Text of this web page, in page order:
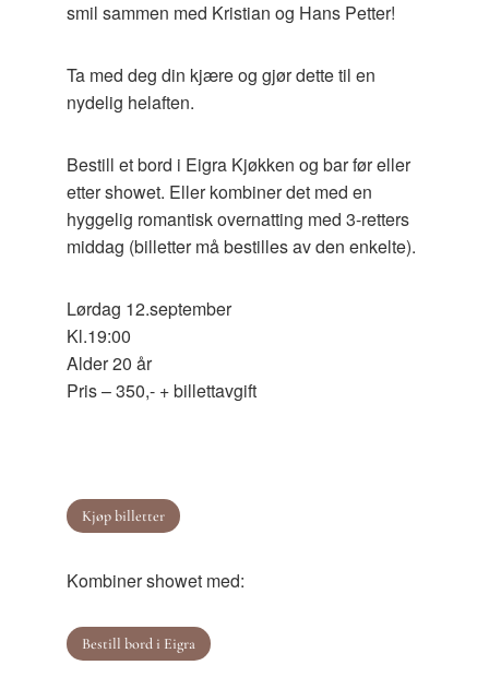
smil sammen med Kristian og Hans Petter!
Ta med deg din kjære og gjør dette til en
nydelig helaften.
Bestill et bord i Eigra Kjøkken og bar før eller
etter showet. Eller kombiner det med en
hyggelig romantisk overnatting med 3-retters
middag (billetter må bestilles av den enkelte).
Lørdag 12.september
Kl.19:00
Alder 20 år
Pris – 350,- + billettavgift
Kjøp billetter
Kombiner showet med:
Bestill bord i Eigra